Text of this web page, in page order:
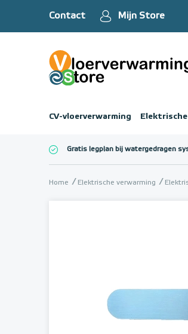
Contact Mijn Store
CV-vloerverwarming
Gratis legplan bij watergedragen
Home Elektrische verwarming